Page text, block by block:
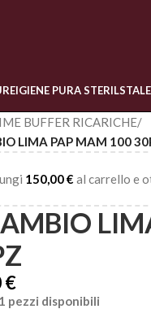
IGIENE PURA STERIL
BUFFER RICARICHE/
LIMA PAP MAM 100
150,00€ al carrello e
€
pezzi disponibili